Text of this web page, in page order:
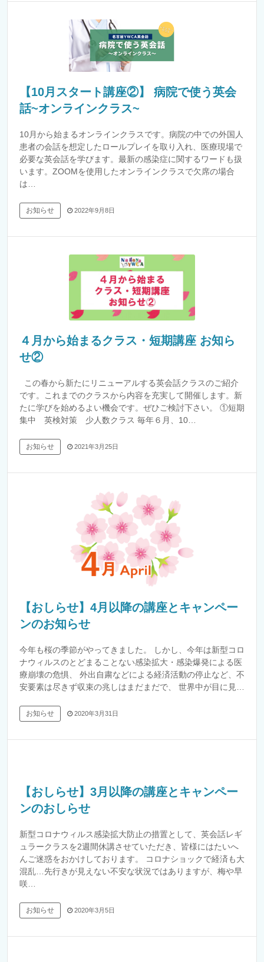
【10月スタート講座②】 病院で使う英会
話~オンラインクラス~
10月から始まるオンラインクラスです。病院の中での外国人
患者の会話を想定したロールプレイを取り入れ、医療現場で
必要な英会話を学びます。最新の感染症に関するワードも扱
います。ZOOMを使用したオンラインクラスで欠席の場合
は…
お知らせ 2022年9月8日
４月から始まるクラス・短期講座 お知ら
せ②
この春から新たにリニューアルする英会話クラスのご紹介
です。これまでのクラスから内容を充実して開催します。新
たに学びを始めるよい機会です。ぜひご検討下さい。 ①短期
集中 英検対策 少人数クラス 毎年６月、10…
お知らせ 2021年3月25日
【おしらせ】4月以降の講座とキャンペー
ンのお知らせ
今年も桜の季節がやってきました。 しかし、今年は新型コロ
ナウィルスのとどまることない感染拡大・感染爆発による医
療崩壊の危惧、 外出自粛などによる経済活動の停止など、不
安要素は尽きず収束の兆しはまだまだで、 世界中が目に見…
お知らせ 2020年3月31日
【おしらせ】3月以降の講座とキャンペー
ンのおしらせ
新型コロナウィルス感染拡大防止の措置として、英会話レギ
ュラークラスを2週間休講させていただき、皆様にはたいへ
んご迷惑をおかけしております。 コロナショックで経済も大
混乱…先行きが見えない不安な状況ではありますが、梅や早
咲…
お知らせ 2020年3月5日